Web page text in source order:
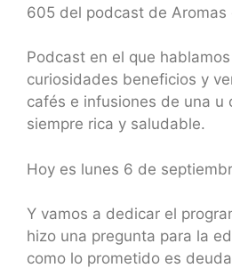
605 del podcast de Aromas
Podcast en el que
curiosidades beneficios y
cafés e infusiones de una u
siempre rica y saludable.
Hoy es lunes 6 de
Y vamos a dedicar el
hizo una pregunta para la
como lo prometido es